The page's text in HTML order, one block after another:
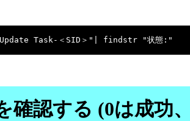
確認する (0は成功